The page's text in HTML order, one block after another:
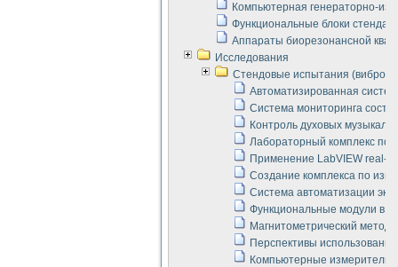
Компьютерная генераторно-
Функциональные блоки стенда
Аппараты биорезонансной
Исследования
Стендовые испытания
Автоматизированная
Система мониторинга
Контроль духовых
Лабораторный комплекс по
Применение LabVIEW real-
Создание комплекса по
Система автоматизации
Функциональные модули в
Магнитометрический метод
Перспективы
Компьютерные